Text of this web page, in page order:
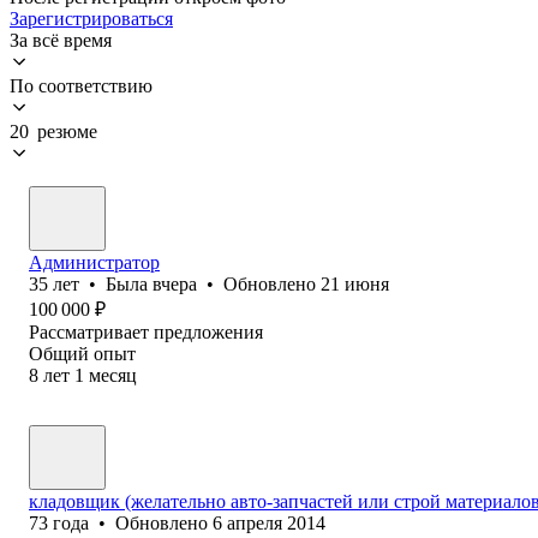
Зарегистрироваться
За всё время
По соответствию
20 резюме
Администратор
35 лет • Была вчера • Обновлено 21 июня
100 000 ₽
Рассматривает предложения
Общий опыт
8 лет 1 месяц
кладовщик (желательно авто-запчастей или строй
73 года • Обновлено 6 апреля 2014